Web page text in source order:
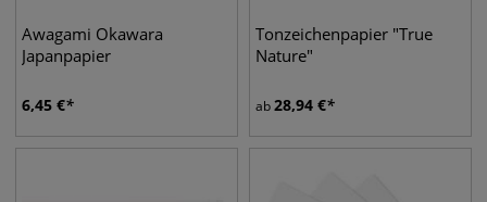
Awagami Okawara
Japanpapier
6,45 €
Tonzeichenpapier "True
Nature"
ab28,94 €